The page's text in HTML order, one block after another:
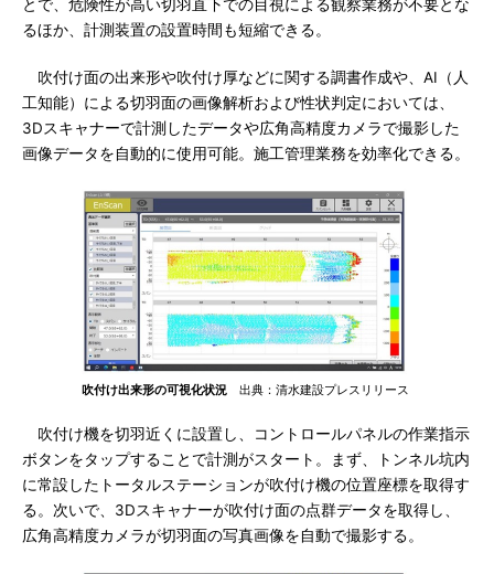
とで、危険性が高い切羽直下での目視による観察業務が不要とな
るほか、計測装置の設置時間も短縮できる。
吹付け面の出来形や吹付け厚などに関する調書作成や、AI（人
工知能）による切羽面の画像解析および性状判定においては、
3Dスキャナーで計測したデータや広角高精度カメラで撮影した
画像データを自動的に使用可能。施工管理業務を効率化できる。
吹付け出来形の可視化状況 出典：清水建設プレスリリース
吹付け機を切羽近くに設置し、コントロールパネルの作業指示
ボタンをタップすることで計測がスタート。まず、トンネル坑内
に常設したトータルステーションが吹付け機の位置座標を取得す
る。次いで、3Dスキャナーが吹付け面の点群データを取得し、
広角高精度カメラが切羽面の写真画像を自動で撮影する。